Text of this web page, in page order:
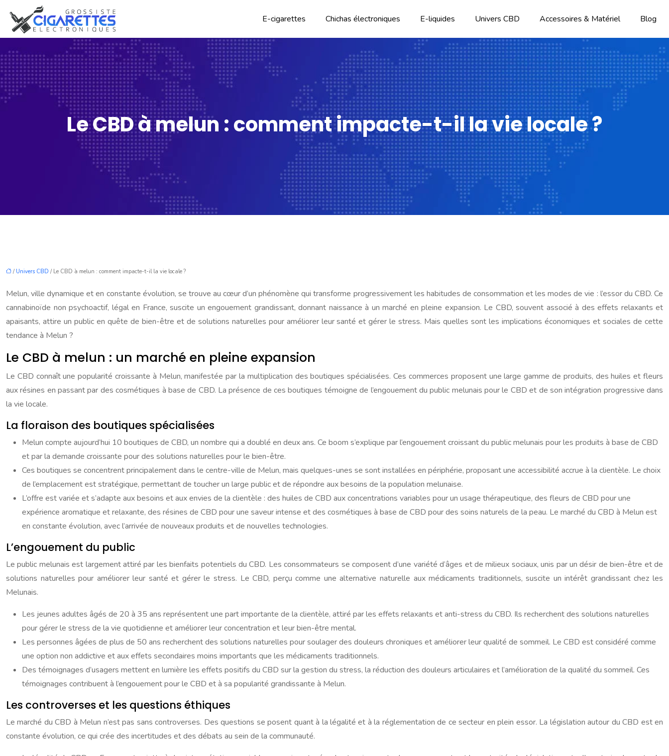
E-cigarettes Chichas électroniques E-liquides Univers CBD Accessoires & Matériel Blog
Le CBD à melun : comment impacte-t-il la vie locale ?
/ Univers CBD / Le CBD à melun : comment impacte-t-il la vie locale ?
Melun, ville dynamique et en constante évolution, se trouve au cœur d’un phénomène qui transforme progressivement les habitudes de consommation et les modes de vie : l’essor du CBD. Ce
cannabinoïde non psychoactif, légal en France, suscite un engouement grandissant, donnant naissance à un marché en pleine expansion. Le CBD, souvent associé à des effets relaxants et
apaisants, attire un public en quête de bien-être et de solutions naturelles pour améliorer leur santé et gérer le stress. Mais quelles sont les implications économiques et sociales de cette
tendance à Melun ?
Le CBD à melun : un marché en pleine expansion
Le CBD connaît une popularité croissante à Melun, manifestée par la multiplication des boutiques spécialisées. Ces commerces proposent une large gamme de produits, des huiles et fleurs
aux résines en passant par des cosmétiques à base de CBD. La présence de ces boutiques témoigne de l’engouement du public melunais pour le CBD et de son intégration progressive dans
la vie locale.
La floraison des boutiques spécialisées
Melun compte aujourd’hui 10 boutiques de CBD, un nombre qui a doublé en deux ans. Ce boom s’explique par l’engouement croissant du public melunais pour les produits à base de CBD
et par la demande croissante pour des solutions naturelles pour le bien-être.
Ces boutiques se concentrent principalement dans le centre-ville de Melun, mais quelques-unes se sont installées en périphérie, proposant une accessibilité accrue à la clientèle. Le choix
de l’emplacement est stratégique, permettant de toucher un large public et de répondre aux besoins de la population melunaise.
L’offre est variée et s’adapte aux besoins et aux envies de la clientèle : des huiles de CBD aux concentrations variables pour un usage thérapeutique, des fleurs de CBD pour une
expérience aromatique et relaxante, des résines de CBD pour une saveur intense et des cosmétiques à base de CBD pour des soins naturels de la peau. Le marché du CBD à Melun est
en constante évolution, avec l’arrivée de nouveaux produits et de nouvelles technologies.
L’engouement du public
Le public melunais est largement attiré par les bienfaits potentiels du CBD. Les consommateurs se composent d’une variété d’âges et de milieux sociaux, unis par un désir de bien-être et de
solutions naturelles pour améliorer leur santé et gérer le stress. Le CBD, perçu comme une alternative naturelle aux médicaments traditionnels, suscite un intérêt grandissant chez les
Melunais.
Les jeunes adultes âgés de 20 à 35 ans représentent une part importante de la clientèle, attiré par les effets relaxants et anti-stress du CBD. Ils recherchent des solutions naturelles
pour gérer le stress de la vie quotidienne et améliorer leur concentration et leur bien-être mental.
Les personnes âgées de plus de 50 ans recherchent des solutions naturelles pour soulager des douleurs chroniques et améliorer leur qualité de sommeil. Le CBD est considéré comme
une option non addictive et aux effets secondaires moins importants que les médicaments traditionnels.
Des témoignages d’usagers mettent en lumière les effets positifs du CBD sur la gestion du stress, la réduction des douleurs articulaires et l’amélioration de la qualité du sommeil. Ces
témoignages contribuent à l’engouement pour le CBD et à sa popularité grandissante à Melun.
Les controverses et les questions éthiques
Le marché du CBD à Melun n’est pas sans controverses. Des questions se posent quant à la légalité et à la réglementation de ce secteur en plein essor. La législation autour du CBD est en
constante évolution, ce qui crée des incertitudes et des débats au sein de la communauté.